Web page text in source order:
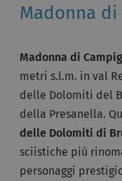
Madonna
Madonna di
metri s.l.m. in val
delle Dolomiti del
della Presanella.
delle Dolomiti di
sciistiche più
personaggi